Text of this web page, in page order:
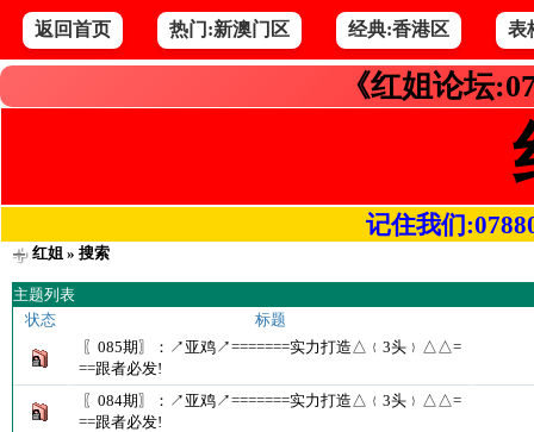
返回首页 热门:新澳门区 经典:香港区 表
《红姐论坛
记住我们
红姐» 搜索
主题列表
状态
标题
〖085期〗：↗亚鸡↗=======实力打造△﹛3头﹜△△=
==跟者必发!
〖084期〗：↗亚鸡↗=======实力打造△﹛3头﹜△△=
==跟者必发!